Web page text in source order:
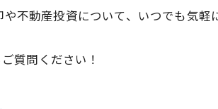
不動産投資について、いつでも気軽
質問ください！